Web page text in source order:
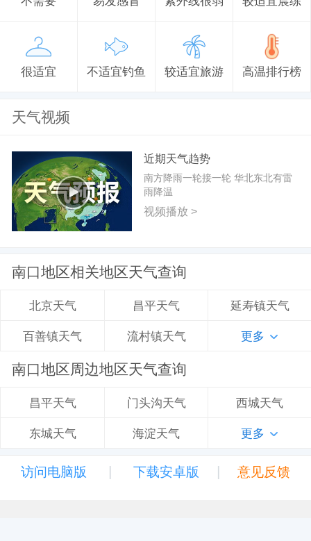
很适宜 不适宜钓鱼 较适宜旅游 高温排行榜
天气视频
近期天气趋势
南方降雨一轮接一轮 华北东北有雷
雨降温
视频播放 >
南口地区相关地区天气查询
北京天气 昌平天气 延寿镇天气
百善镇天气 流村镇天气 更多
南口地区周边地区天气查询
昌平天气 门头沟天气 西城天气
东城天气 海淀天气 更多
访问电脑版 | 下载安卓版 | 意见反馈